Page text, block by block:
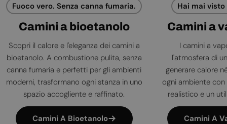
Fuoco vero. Senza canna fumaria.
Camini a bioetanolo
Scopri il calore e l'eleganza dei camini a
bioetanolo. A combustione pulita, senza
canna fumaria e perfetti per gli ambienti
moderni, trasformano ogni stanza in uno
spazio accogliente e raffinato.
Camini A Bioetanolo
Hai mai
Camini a
I camini a
l'atmosfera di
generare calore
ogni ambiente
realistico e un
Camini A